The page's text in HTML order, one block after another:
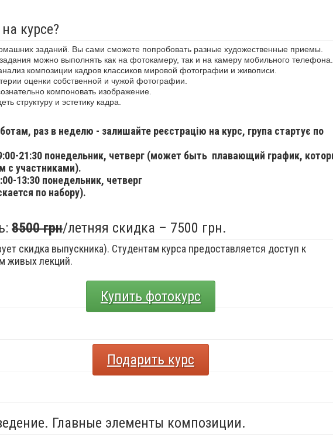
курсе?
заданий. Вы сами сможете попробовать разные художественные приемы.
можно выполнять как на фотокамеру, так и на камеру мобильного телефона.
композиции кадров классиков мировой фотографии и живописи.
оценки собственной и чужой фотографии.
компоновать изображение.
структуру и эстетику кадра.
раз в неделю - залишайте реєстрацію на курс, група стартує по
21:30 понедельник, четверг (может быть плавающий график,
с участниками).
13:30 понедельник, четверг
по набору).
8500 грн/летняя скидка – 7500 грн.
скидка выпускника). Студентам курса предоставляется доступ к
живых лекций.
Купить фотокурс
Подарить курс
Главные элементы композиции.